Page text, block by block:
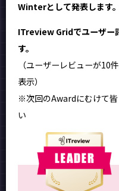
Winterとして発表します。
ITreview Gridでユーザー
す。
（ユーザーレビューが10
表示）
※次回のAwardにむけて
い